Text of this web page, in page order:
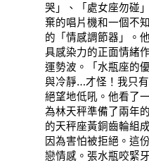
哭」、「處女座勿碰
棄的唱片機和一個不
的「情感調節器」。
具感染力的正面情緒
運勢波。「水瓶座的
與冷靜…才怪！我只
絕望地低吼。他看了
為林天秤準備了兩年
的天秤座黃銅齒輪組
因為害怕被拒絕。這
戀情感。張水瓶咬緊